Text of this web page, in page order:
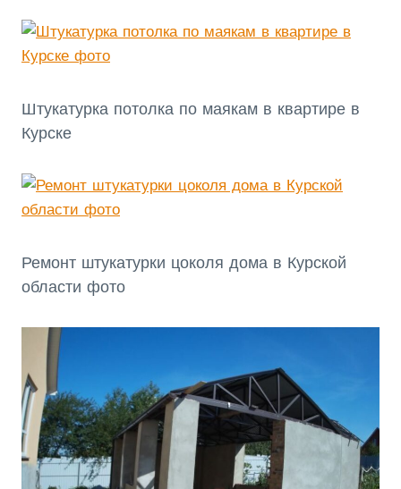
Штукатурка потолка по маякам в квартире в
Курске
Ремонт штукатурки цоколя дома в Курской
области фото